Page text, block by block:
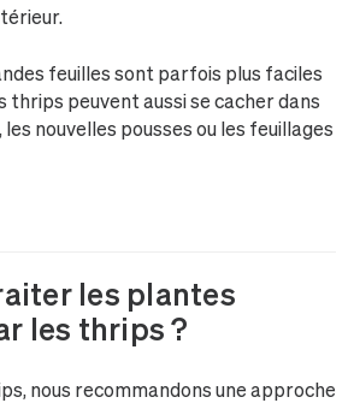
feuilles sont parfois plus faciles
thrips peuvent aussi se cacher dans
nouvelles pousses ou les feuillages
les plantes
les thrips ?
nous recommandons une approche